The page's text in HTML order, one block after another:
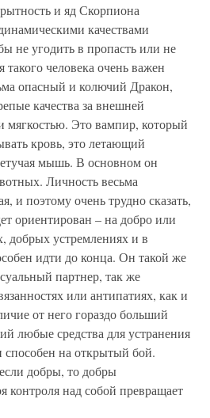
и яд Скорпиона
качествами
не угодить в пропасть или не
такого человека очень важен
опасный и колючий Дракон,
качества за внешней
мягкостью. Это вампир, который
кровь, это летающий
мышь. В основном он
Личность весьма
и поэтому очень трудно сказать,
ориентирован – на добро или
добрых устремлениях и в
идти до конца. Он такой же
партнер, так же
или антипатиях, как и
от него гораздо больший
любые средства для устранения
на открытый бой.
добры, то добры
контроля над собой превращает